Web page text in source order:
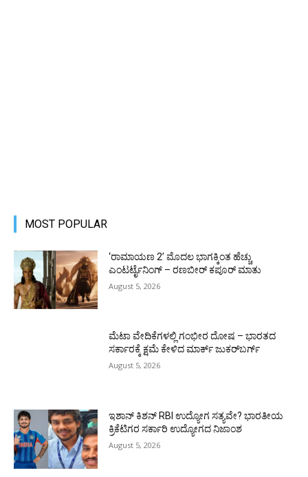
MOST POPULAR
‘ರಾಮಾಯಣ 2’ ಮೊದಲ ಭಾಗಕ್ಕಿಂತ ಹೆಚ್ಚು
ಎಂಟರ್ಟೈನಿಂಗ್ – ರಣಬೀರ್ ಕಪೂರ್ ಮಾತು
August 5, 2026
ಮೆಟಾ ವೇದಿಕೆಗಳಲ್ಲಿ ಗಂಭೀರ ದೋಷ – ಭಾರತದ
ಸರ್ಕಾರಕ್ಕೆ ಕ್ಷಮೆ ಕೇಳಿದ ಮಾರ್ಕ್ ಜುಕರ್‌ಬರ್ಗ್
August 5, 2026
ಇಶಾನ್ ಕಿಶನ್ RBI ಉದ್ಯೋಗ ಸತ್ಯವೇ? ಭಾರತೀಯ
ಕ್ರಿಕೆಟಿಗರ ಸರ್ಕಾರಿ ಉದ್ಯೋಗದ ನಿಜಾಂಶ
August 5, 2026